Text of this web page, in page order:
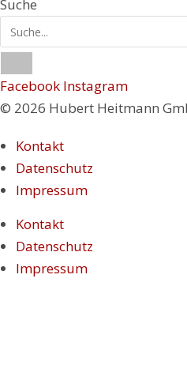
Suche
Facebook Instagram
© 2026 Hubert Heitmann
Kontakt
Datenschutz
Impressum
Kontakt
Datenschutz
Impressum